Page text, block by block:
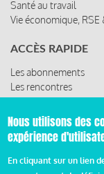
Santé au travail
Vie économique,
ACCÈS RAPIDE
Les abonnements
Les rencontres
Les ressources
© 2019
Nous utilisons des
expérience
En cliquant sur un lien